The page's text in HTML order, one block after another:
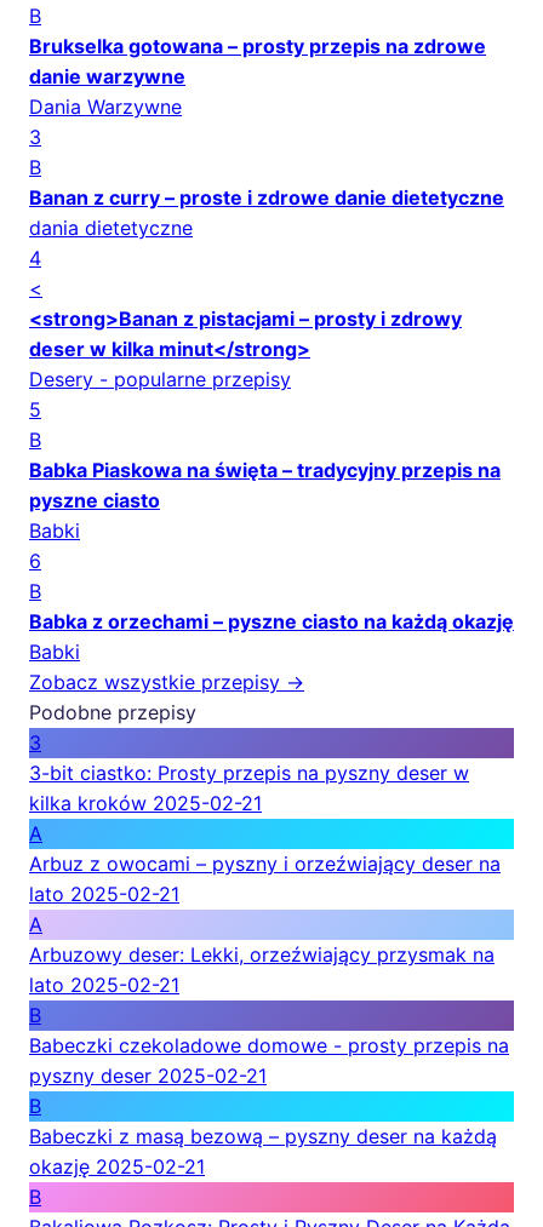
B
Brukselka gotowana – prosty przepis na zdrowe
danie warzywne
Dania Warzywne
3
B
Banan z curry – proste i zdrowe danie dietetyczne
dania dietetyczne
4
<
<strong>Banan z pistacjami – prosty i zdrowy
deser w kilka minut</strong>
Desery - popularne przepisy
5
B
Babka Piaskowa na święta – tradycyjny przepis na
pyszne ciasto
Babki
6
B
Babka z orzechami – pyszne ciasto na każdą okazję
Babki
Zobacz wszystkie przepisy →
Podobne przepisy
3
3-bit ciastko: Prosty przepis na pyszny deser w
kilka kroków 2025-02-21
A
Arbuz z owocami – pyszny i orzeźwiający deser na
lato 2025-02-21
A
Arbuzowy deser: Lekki, orzeźwiający przysmak na
lato 2025-02-21
B
Babeczki czekoladowe domowe - prosty przepis na
pyszny deser 2025-02-21
B
Babeczki z masą bezową – pyszny deser na każdą
okazję 2025-02-21
B